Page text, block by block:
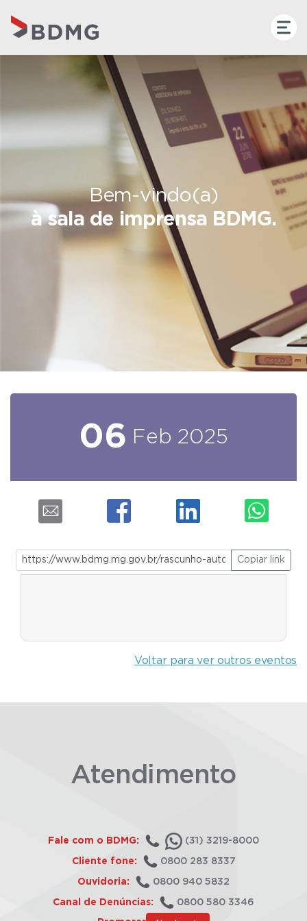
Bem-vindo(a)
à sala de imprensa BDMG.
06 Feb 2025
Copiar link
Voltar para ver outros eventos
Atendimento
Fale com o BDMG: (31) 3219-8000
Cliente fone: 0800 283 8337
Ouvidoria: 0800 940 5832
Canal de Denúncias: 0800 580 3346